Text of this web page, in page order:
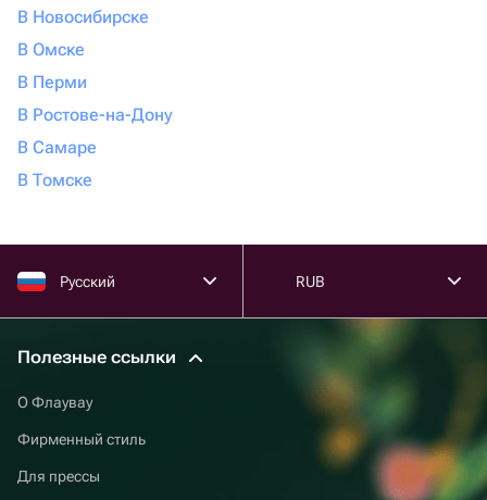
В Новосибирске
В Омске
В Перми
В Ростове-на-Дону
В Самаре
В Томске
Русский RUB
Полезные ссылки
О Флаувау
Фирменный стиль
Для прессы